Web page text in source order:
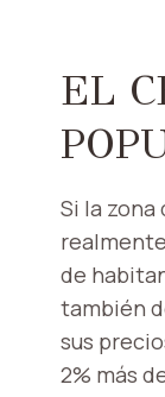
EL
Si la
de
también
sus
2% más